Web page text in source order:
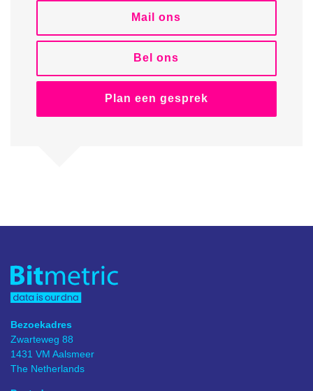
Mail ons
Bel ons
Plan een gesprek
Bezoekadres
Zwarteweg 88
1431 VM Aalsmeer
The Netherlands